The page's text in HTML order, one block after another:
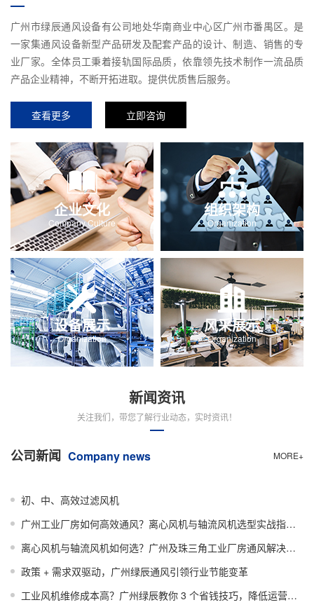
广州市绿辰通风设备有公司地处华南商业中心区广州市番禺区。是
一家集通风设备新型产品研发及配套产品的设计、制造、销售的专
业厂家。全体员工秉着接轨国际品质，依靠领先技术制作一流品质
产品企业精神，不断开拓进取。提供优质售后服务。
查看更多 立即咨询
企业文化
Company Culture
组织架构
Organization
设备展示
Organization
风采展示
Organization
新闻资讯
关注我们，带您了解行业动态，实时资讯！
MORE+
公司新闻 Company news
初、中、高效过滤风机
广州工业厂房如何高效通风？离心风机与轴流风机选型实战指南（附珠三角案例）
离心风机与轴流风机如何选？广州及珠三角工业厂房通风解决方案指南
政策 + 需求双驱动，广州绿辰通风引领行业节能变革
工业风机维修成本高？广州绿辰教你 3 个省钱技巧，降低运营成本